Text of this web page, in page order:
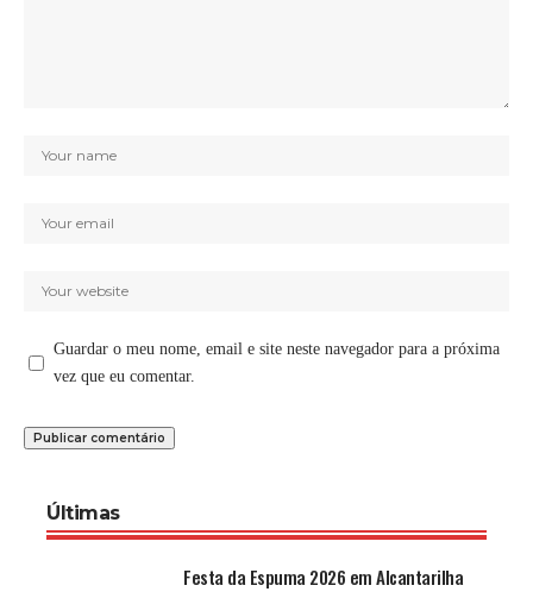
Guardar o meu nome, email e site neste navegador para a próxima
vez que eu comentar.
Últimas
Festa da Espuma 2026 em Alcantarilha